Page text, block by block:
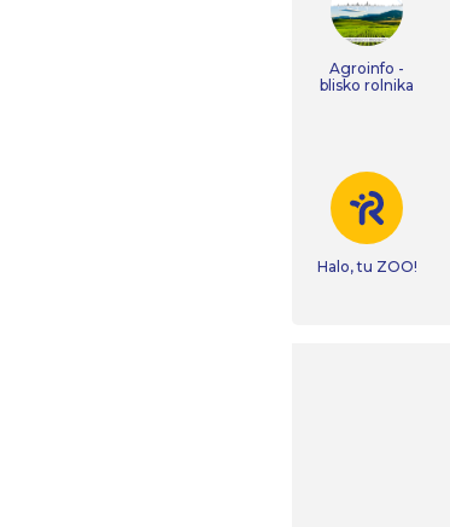
Agroinfo -
blisko rolnika
Halo, tu ZOO!